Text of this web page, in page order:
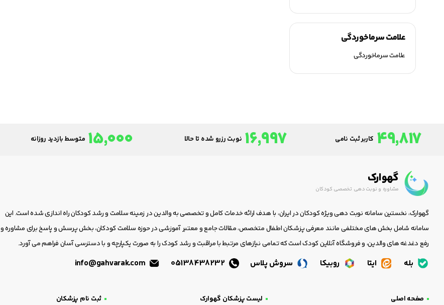
علامت سرماخوردگی
علامت سرماخوردگی
49,817 کاربر ثبت نامی 16,997 نوبت رزرو شده تا حالا 15,000 متوسط بازدید روزانه
گهوارک
مشاوره و نوبت دهی تخصصی کودکان
گهوارک، نخستین سامانه نوبت دهی ویژه کودکان در ایران، با هدف ارائه خدمات کامل و تخصصی به والدین در زمینه سلامت و رشد کودکان راه اندازی شده است. این
سامانه شامل بخش های مختلفی مانند معرفی پزشکان اطفال متخصص، مقالات جامع و معتبر آموزشی در حوزه سلامت کودکان، بخش پرسش و پاسخ برای مشاوره و
رفع دغدغه های والدین، و فروشگاه آنلاین کودک است که تمامی نیازهای مرتبط با مراقبت و رشد کودک را به صورت یکپارچه و با دسترسی آسان فراهم می آورد.
بله ایتا روبیکا سروش پلاس
صفحه اصلی لیست پزشکان گهوارک ثبت نام پزشکان